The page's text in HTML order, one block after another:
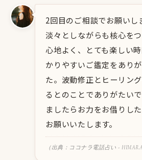
2回目のご相談でお願いし
淡々としながらも核心を
心地よく、とても楽しい
かりやすいご鑑定をあり
た。波動修正とヒーリン
るとのことでありがたい
ましたらお力をお借りし
お願いいたします。
（出典：ココナラ電話占い -